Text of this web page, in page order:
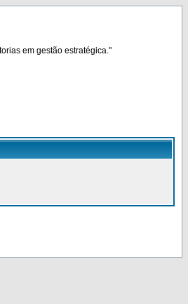
em gestão estratégica."